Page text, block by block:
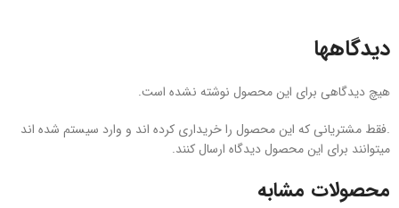
دیدگاهها
هیچ دیدگاهی برای این محصول نوشته نشده است.
.فقط مشتریانی که این محصول را خریداری کرده اند و وارد سیستم شده اند
میتوانند برای این محصول دیدگاه ارسال کنند.
محصولات مشابه